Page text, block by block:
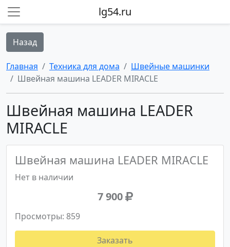
lg54.ru
Назад
Главная Техника для дома
Швейные машинки
Швейная машина LEADER MIRACLE
Швейная машина LEADER
MIRACLE
Швейная машина LEADER MIRACLE
Нет в наличии
7 900
Просмотры: 859
Заказать